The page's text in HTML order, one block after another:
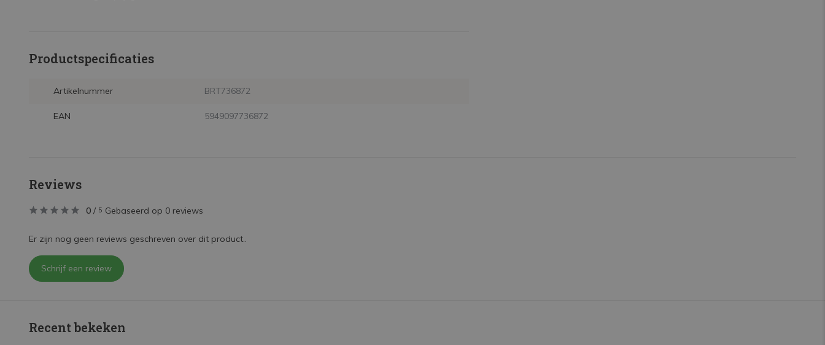
Productspecificaties
Artikelnummer BRT736872
EAN 5949097736872
Reviews
0 / 5 Gebaseerd op 0 reviews
Er zijn nog geen reviews geschreven over dit product..
Schrijf een review
Recent bekeken